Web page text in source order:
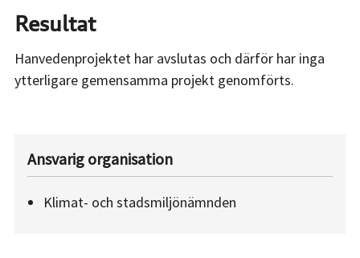
Resultat
Hanvedenprojektet har avslutas och därför har inga
ytterligare gemensamma projekt genomförts.
Ansvarig organisation
Klimat- och stadsmiljönämnden